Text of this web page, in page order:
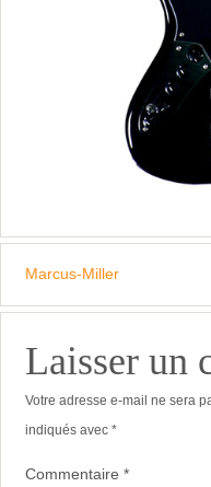
Marcus-Miller
Laisser un
Votre adresse e-mail ne sera
indiqués avec *
Commentaire *